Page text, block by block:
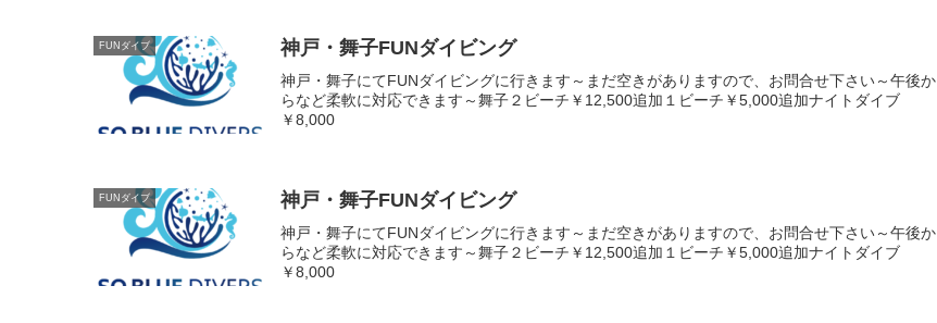
FUNダイブ 神戸・舞子FUNダイビング
神戸・舞子にてFUNダイビングに行きます～まだ空きがありますので、お問合せ下さい～午後か
らなど柔軟に対応できます～舞子２ビーチ￥12,500追加１ビーチ￥5,000追加ナイトダイブ
￥8,000
FUNダイブ 神戸・舞子FUNダイビング
神戸・舞子にてFUNダイビングに行きます～まだ空きがありますので、お問合せ下さい～午後か
らなど柔軟に対応できます～舞子２ビーチ￥12,500追加１ビーチ￥5,000追加ナイトダイブ
￥8,000